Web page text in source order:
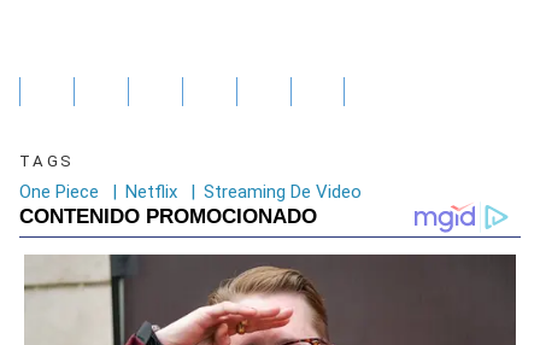
TAGS
One Piece | Netflix | Streaming De Video